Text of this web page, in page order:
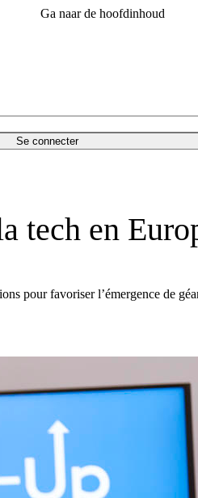
Ga naar de hoofdinhoud
Se connecter
tech en
pour favoriser l’émergence de